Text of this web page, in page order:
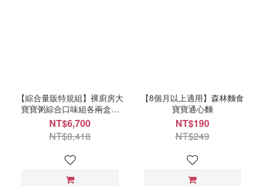
【綜合量販特規組】裸廚房大
寶寶粥綜合口味組各兩盒｜
160g x 50 入裝
NT$6,700
NT$8,418
【8個月以上適用】森林麵食
寶寶通心麵
NT$190
NT$249